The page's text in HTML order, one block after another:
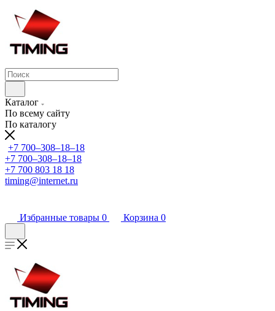
Каталог
По всему сайту
По каталогу
+7 700‒308‒18‒18
+7 700‒308‒18‒18
+7 700 803 18 18
timing@internet.ru
Избранные товары 0 Корзина 0